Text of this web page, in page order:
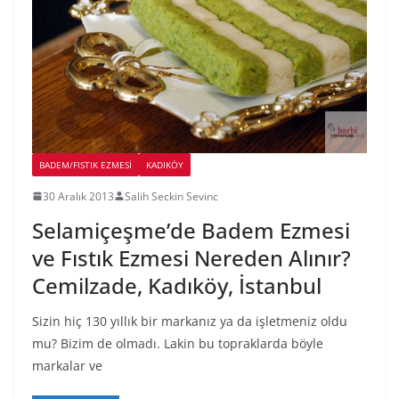
BADEM/FISTIK EZMESI KADIKÖY
30 Aralık 2013 Salih Seckin Sevinc
Selamiçeşme’de Badem Ezmesi
ve Fıstık Ezmesi Nereden Alınır?
Cemilzade, Kadıköy, İstanbul
Sizin hiç 130 yıllık bir markanız ya da işletmeniz oldu
mu? Bizim de olmadı. Lakin bu topraklarda böyle
markalar ve